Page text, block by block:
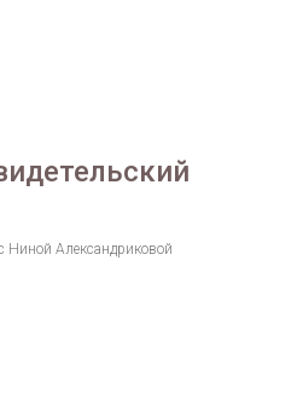
Ниной Александриковой